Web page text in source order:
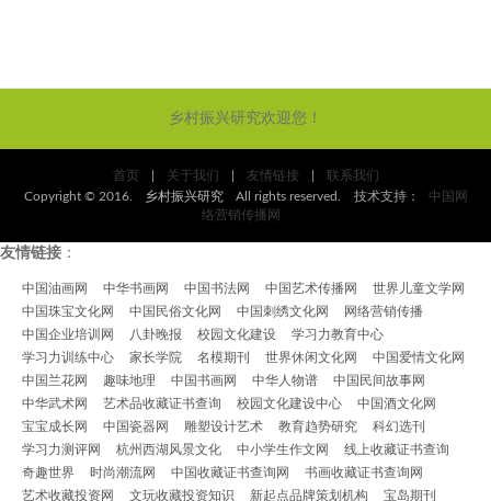
乡村振兴研究欢迎您！
首页 关于我们 友情链接
联系我们
Copyright © 2016.
乡村振兴研究 All rights reserved. 技术支持：
中国网
络营销传播网
友情链接 ：
中国油画网 中华书画网 中国书法网 中国艺术传播网
世界儿童文学网
中国珠宝文化网
中国民俗文化网 中国刺绣文化网
网络营销传播
中国企业培训网
八卦晚报 校园文化建设
学习力教育中心
学习力训练中心
家长学院 名模期刊 世界休闲文化网
中国爱情文化网
中国兰花网
趣味地理 中国书画网 中华人物谱
中国民间故事网
中华武术网
艺术品收藏证书查询 校园文化建设中心
中国酒文化网
宝宝成长网
中国瓷器网 雕塑设计艺术 教育趋势研究
科幻选刊
学习力测评网
杭州西湖风景文化 中小学生作文网
线上收藏证书查询
奇趣世界
时尚潮流网 中国收藏证书查询网
书画收藏证书查询网
艺术收藏投资网
文玩收藏投资知识 新起点品牌策划机构 宝岛期刊